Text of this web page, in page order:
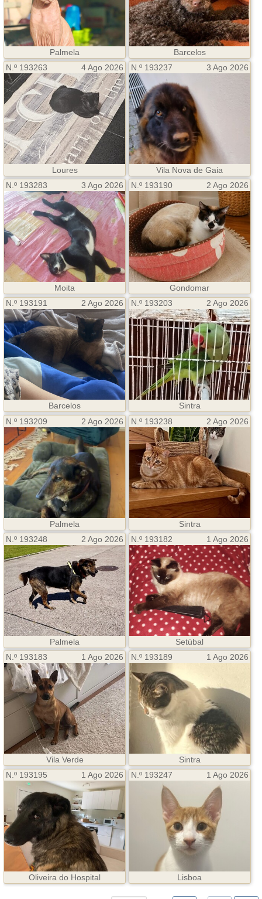
Palmela
Barcelos
N.º 193263
4 Ago 2026
Loures
N.º 193237 3 Ago 2026
Vila Nova de Gaia
N.º 193283
3 Ago 2026
Moita
N.º 193190 2 Ago 2026
Gondomar
N.º 193191
2 Ago 2026
Barcelos
N.º 193203 2 Ago 2026
Sintra
N.º 193209
2 Ago 2026
Palmela
N.º 193238 2 Ago 2026
Sintra
N.º 193248
2 Ago 2026
Palmela
N.º 193182 1 Ago 2026
Setúbal
N.º 193183
1 Ago 2026
Vila Verde
N.º 193189 1 Ago 2026
Sintra
N.º 193195
1 Ago 2026
Oliveira do Hospital
N.º 193247 1 Ago 2026
Lisboa